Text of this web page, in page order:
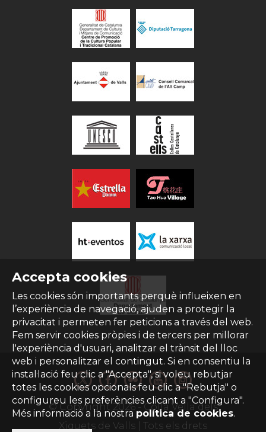
Accepta cookies
Les cookies són importants perquè influeixen en
l’experiència de navegació, ajuden a protegir la
privacitat i permeten fer peticions a través del web.
Fem servir cookies pròpies i de tercers per millorar
l'experiència d'usuari, analitzar el trànsit del lloc
web i personalitzar el contingut. Si en consentiu la
instal·lació feu clic a "Accepta", si voleu rebutjar
totes les cookies opcionals feu clic a "Rebutja" o
configureu les preferències clicant a "Configura".
Més informació a la nostrapolítica de cookies.
© Copyright2026- Colla Vella dels
Xiquets de Valls | Tots els drets